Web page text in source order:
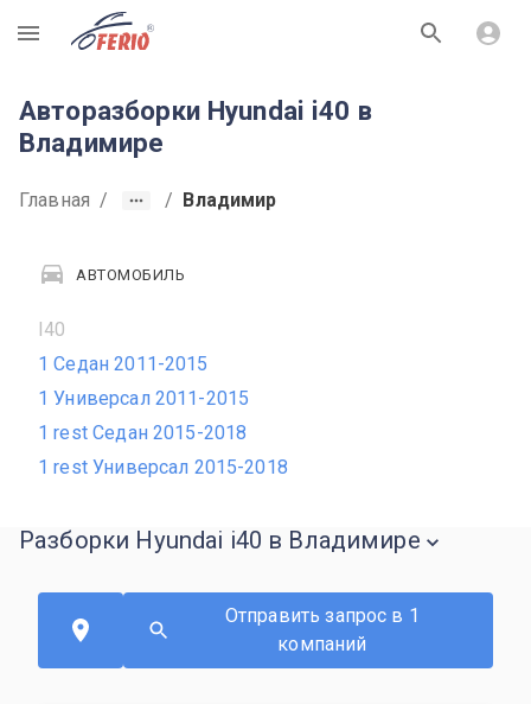
R
Авторазборки Hyundai i40 в
Владимире
Главная / / Владимир
АВТОМОБИЛЬ
I40
1 Седан 2011-2015
1 Универсал 2011-2015
1 rest Седан 2015-2018
1 rest Универсал 2015-2018
Разборки Hyundai i40 в Владимире
Отправить запрос в 1
компаний